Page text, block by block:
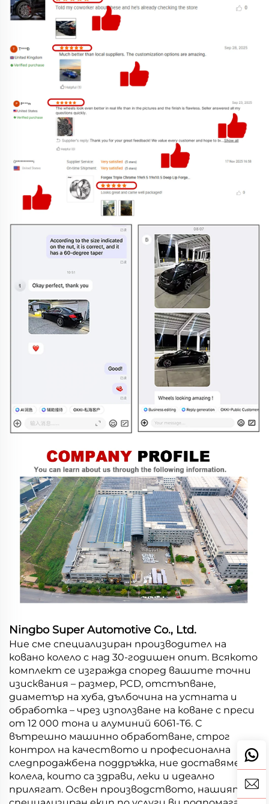
Ningbo Super Automotive Co., Ltd.
Ние сме специализиран производител на
ковано колело с над 30-годишен опит. Всякото
комплект се изгражда според вашите точни
изисквания – размер, PCD, отстъпване,
диаметър на хуба, дълбочина на устната и
обработка – чрез използване на коване с преси
от 12 000 тона и алуминий 6061-T6. С
вътрешно машинно обработване, строг
контрол на качеството и професионална
следпродажбена поддръжка, ние доставяме
колела, които са здрави, леки и идеално
прилягат. Освен производството, нашият